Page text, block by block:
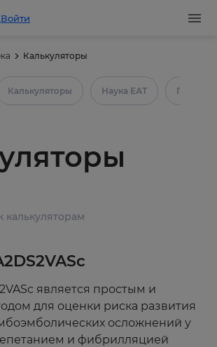
Войти
Калькуляторы
Калькуляторы Наука ЕАТ
калькуляторам
является простым и
для оценки риска развития
осложнений у
и фибрилляцией